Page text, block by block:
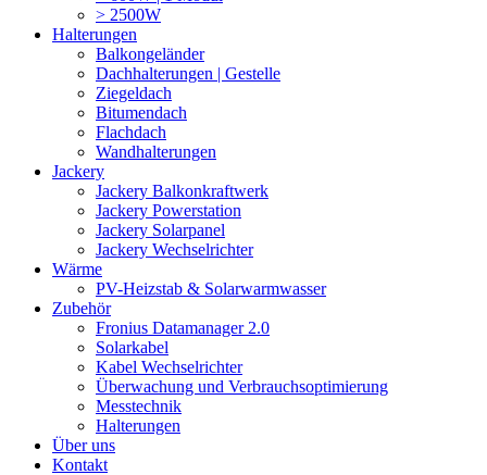
> 2500W
Halterungen
Balkongeländer
Dachhalterungen | Gestelle
Ziegeldach
Bitumendach
Flachdach
Wandhalterungen
Jackery
Jackery Balkonkraftwerk
Jackery Powerstation
Jackery Solarpanel
Jackery Wechselrichter
Wärme
PV-Heizstab & Solarwarmwasser
Zubehör
Fronius Datamanager 2.0
Solarkabel
Kabel Wechselrichter
Überwachung und Verbrauchsoptimierung
Messtechnik
Halterungen
Über uns
Kontakt